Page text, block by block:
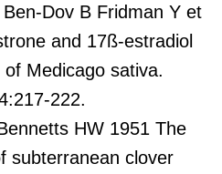
Dov B Fridman Y et
and 17ß-estradiol
Medicago sativa.
222.
HW 1951 The
subterranean clover